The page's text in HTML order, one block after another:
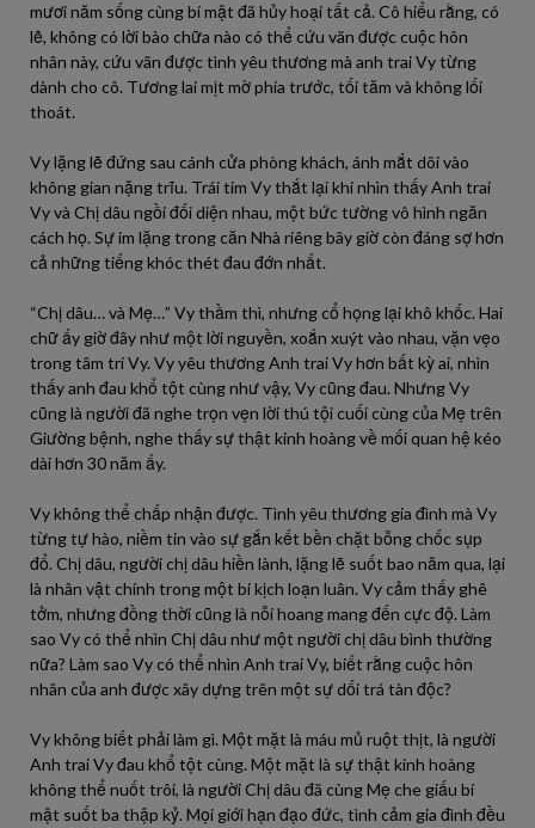
mươi năm sống cùng bí mật đã hủy hoại tất cả. Cô hiểu rằng, có
lẽ, không có lời bào chữa nào có thể cứu vãn được cuộc hôn
nhân này, cứu vãn được tình yêu thương mà anh trai Vy từng
dành cho cô. Tương lai mịt mờ phía trước, tối tăm và không lối
thoát.
Vy lặng lẽ đứng sau cánh cửa phòng khách, ánh mắt dõi vào
không gian nặng trĩu. Trái tim Vy thắt lại khi nhìn thấy Anh trai
Vy và Chị dâu ngồi đối diện nhau, một bức tường vô hình ngăn
cách họ. Sự im lặng trong căn Nhà riêng bây giờ còn đáng sợ hơn
cả những tiếng khóc thét đau đớn nhất.
“Chị dâu… và Mẹ…” Vy thầm thì, nhưng cổ họng lại khô khốc. Hai
chữ ấy giờ đây như một lời nguyền, xoắn xuýt vào nhau, vặn vẹo
trong tâm trí Vy. Vy yêu thương Anh trai Vy hơn bất kỳ ai, nhìn
thấy anh đau khổ tột cùng như vậy, Vy cũng đau. Nhưng Vy
cũng là người đã nghe trọn vẹn lời thú tội cuối cùng của Mẹ trên
Giường bệnh, nghe thấy sự thật kinh hoàng về mối quan hệ kéo
dài hơn 30 năm ấy.
Vy không thể chấp nhận được. Tình yêu thương gia đình mà Vy
từng tự hào, niềm tin vào sự gắn kết bền chặt bỗng chốc sụp
đổ. Chị dâu, người chị dâu hiền lành, lặng lẽ suốt bao năm qua, lại
là nhân vật chính trong một bi kịch loạn luân. Vy cảm thấy ghê
tởm, nhưng đồng thời cũng là nỗi hoang mang đến cực độ. Làm
sao Vy có thể nhìn Chị dâu như một người chị dâu bình thường
nữa? Làm sao Vy có thể nhìn Anh trai Vy, biết rằng cuộc hôn
nhân của anh được xây dựng trên một sự dối trá tàn độc?
Vy không biết phải làm gì. Một mặt là máu mủ ruột thịt, là người
Anh trai Vy đau khổ tột cùng. Một mặt là sự thật kinh hoàng
không thể nuốt trôi, là người Chị dâu đã cùng Mẹ che giấu bí
mật suốt ba thập kỷ. Mọi giới hạn đạo đức, tình cảm gia đình đều